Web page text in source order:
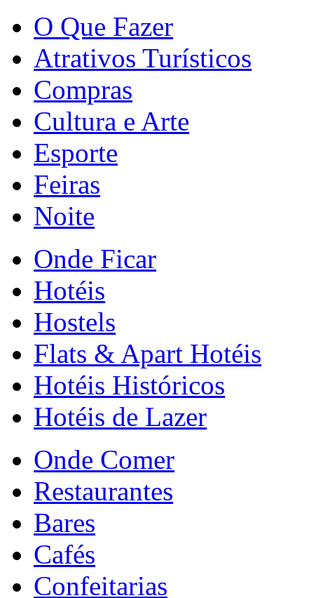
O Que Fazer
Atrativos Turísticos
Compras
Cultura e Arte
Esporte
Feiras
Noite
Onde Ficar
Hotéis
Hostels
Flats & Apart Hotéis
Hotéis Históricos
Hotéis de Lazer
Onde Comer
Restaurantes
Bares
Cafés
Confeitarias